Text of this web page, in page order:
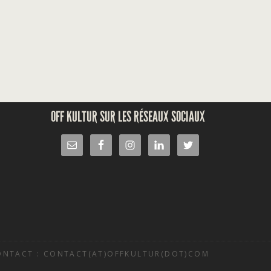
OFF KULTUR SUR LES RÉSEAUX SOCIAUX
: CONTACT(AT)OFFKULTUR(DOT)COM